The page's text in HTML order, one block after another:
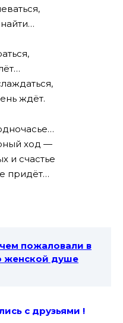
ждёт.
ход —
и счастье
придёт…
пожаловали в
женской душе
с друзьями !